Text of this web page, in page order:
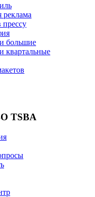
прессу
большие
квартальные
TSBA